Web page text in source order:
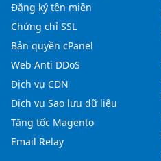
Đăng ký tên miền
Chứng chỉ SSL
Bản quyền cPanel
Web Anti DDoS
Dịch vụ CDN
Dịch vụ Sao lưu dữ liệu
Tăng tốc Magento
Email Relay